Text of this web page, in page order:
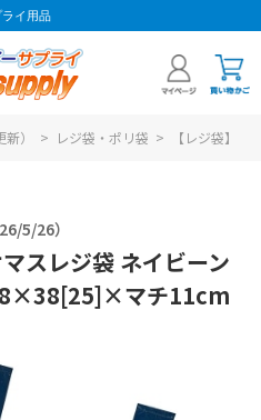
イ用品
） > レジ袋・ポリ袋 > 【レジ袋】
5/26）
スレジ袋 ネイビーン
マチ11cm